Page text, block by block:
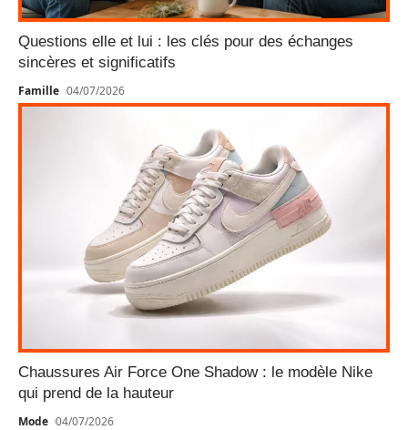
Questions elle et lui : les clés pour des échanges
sincères et significatifs
Famille 04/07/2026
Chaussures Air Force One Shadow : le modèle Nike
qui prend de la hauteur
Mode 04/07/2026